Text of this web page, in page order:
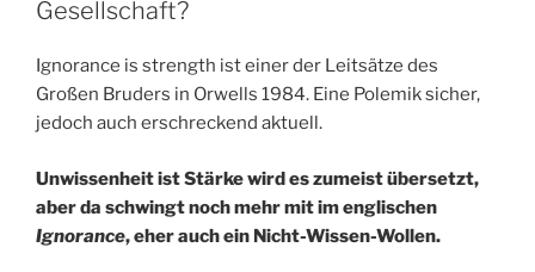
Gesellschaft?
Ignorance is strength ist einer der Leitsätze des
Großen Bruders in Orwells 1984. Eine Polemik sicher,
jedoch auch erschreckend aktuell.
Unwissenheit ist Stärke wird es zumeist übersetzt,
aber da schwingt noch mehr mit im englischen
Ignorance, eher auch ein Nicht-Wissen-Wollen.